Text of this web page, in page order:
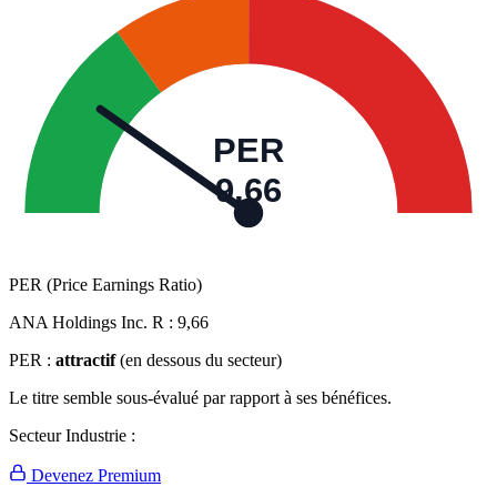
PER
9,66
PER (Price Earnings Ratio)
ANA Holdings Inc. R : 9,66
PER : attractif (en dessous du secteur)
Le titre semble sous-évalué par rapport à ses bénéfices.
Secteur Industrie :
Devenez Premium